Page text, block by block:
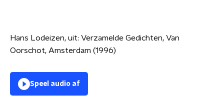
Hans Lodeizen, uit: Verzamelde Gedichten, Van
Oorschot, Amsterdam (1996)
Speel audio af